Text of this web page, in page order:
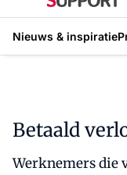
Nieuws & inspiratie
Betaald
Werknemers die